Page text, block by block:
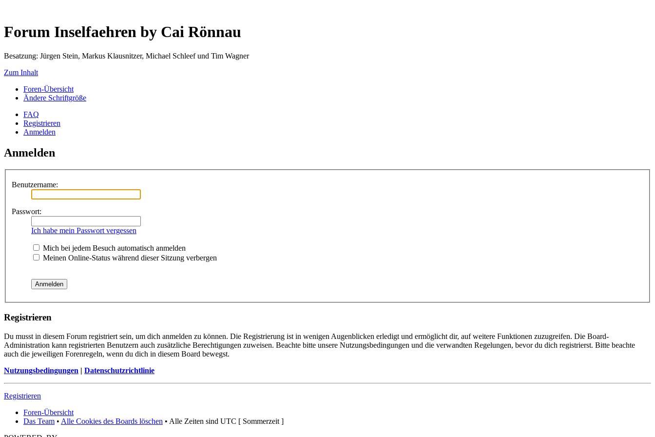
Forum Inselfaehren by Cai Rönnau
Besatzung: Jürgen Stein, Markus Klausnitzer, Michael Schleef und Tim Wagner
Zum Inhalt
Foren-Übersicht
Ändere Schriftgröße
FAQ
Registrieren
Anmelden
Anmelden
Benutzername:
Passwort:
Ich habe mein Passwort vergessen
Mich bei jedem Besuch automatisch anmelden
Meinen Online-Status während dieser Sitzung verbergen
Registrieren
Du musst in diesem Forum registriert sein, um dich anmelden zu können. Die Registrierung ist in wenigen Augenblicken erledigt und ermöglicht dir, auf weitere Funktionen zuzugreifen. Die Board-
Administration kann registrierten Benutzern auch zusätzliche Berechtigungen zuweisen. Beachte bitte unsere Nutzungsbedingungen und die verwandten Regelungen, bevor du dich registrierst. Bitte beachte
auch die jeweiligen Forenregeln, wenn du dich in diesem Board bewegst.
Nutzungsbedingungen | Datenschutzrichtlinie
Registrieren
Foren-Übersicht
Das Team • Alle Cookies des Boards löschen • Alle Zeiten sind UTC [ Sommerzeit ]